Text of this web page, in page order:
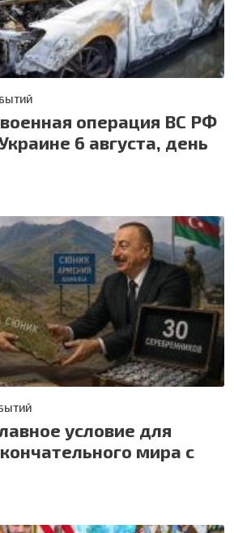
операция ВС РФ
6 августа, день
условие для
мира с